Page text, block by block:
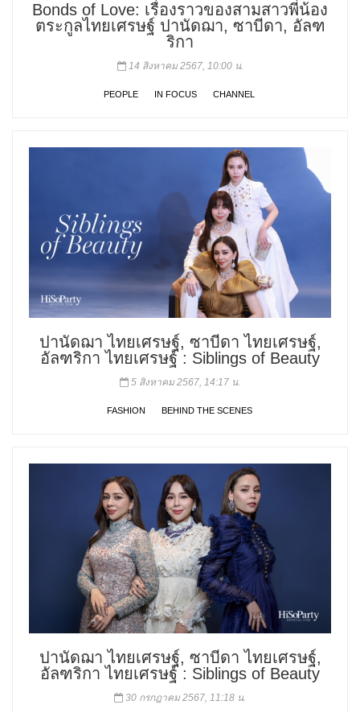
Bonds of Love: เรื่องราวของสามสาวพี่น้อง
ตระกูลไทยเศรษฐ์ ปานัดฌา, ซาบีดา, อัลฑ
ริกา
14 สิงหาคม 2567, 10:00 น.
PEOPLE IN FOCUS CHANNEL
ปานัดฌา ไทยเศรษฐ์, ซาบีดา ไทยเศรษฐ์,
อัลฑริกา ไทยเศรษฐ์ : Siblings of Beauty
5 สิงหาคม 2567, 14:17 น.
FASHION BEHIND THE SCENES
ปานัดฌา ไทยเศรษฐ์, ซาบีดา ไทยเศรษฐ์,
อัลฑริกา ไทยเศรษฐ์ : Siblings of Beauty
30 กรกฎาคม 2567, 11:18 น.